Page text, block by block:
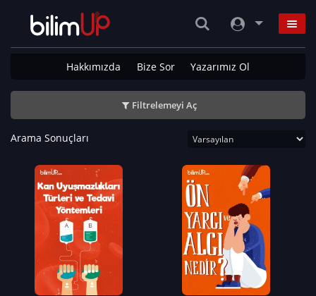
Hakkımızda Bize Sor Yazarımız Ol
Filtrelemeyi Aç
Arama Sonuçları